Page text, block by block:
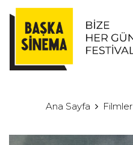
Ana Sayfa Filmler